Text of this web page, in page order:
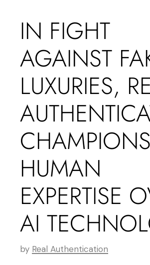
IN FIGHT
AGAINST
LUXURIES,
CHAMPIONS
HUMAN
EXPERTISE
AI
by Real Authentication